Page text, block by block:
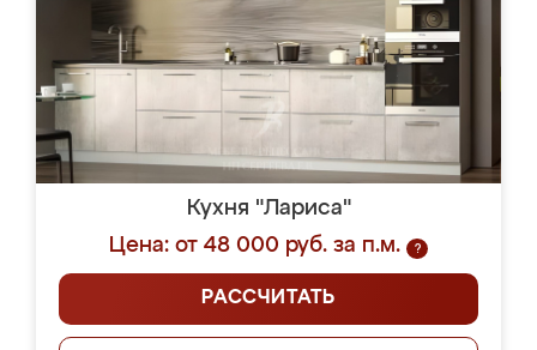
Кухня "Лариса"
Цена: от 48 000 руб. за п.м.
?
РАССЧИТАТЬ